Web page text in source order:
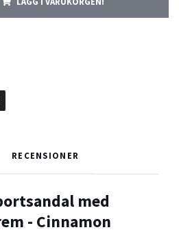
RECENSIONER
med
- Cinnamon